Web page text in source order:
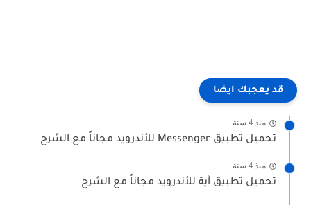
قد يعجبك ايضا
منذ 4 سنة
تحميل تطبيق Messenger‏‏ للأندرويد مجاناً مع الشرح
منذ 4 سنة
تحميل تطبيق آية‏‏ للأندرويد مجاناً مع الشرح